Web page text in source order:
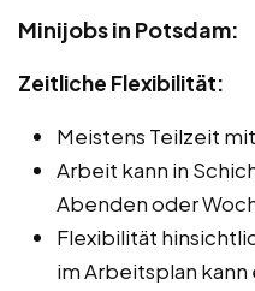
Minijobs in Potsdam:
Zeitliche Flexibilität:
Meistens Teilzeit
Arbeit kann in
Abenden oder
Flexibilität
im Arbeitsplan